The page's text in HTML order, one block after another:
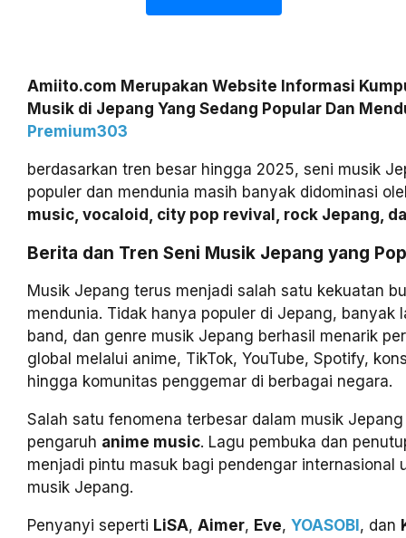
Amiito.com Merupakan Website Informasi
Musik di Jepang Yang Sedang Popular Dan
Premium303
berdasarkan tren besar hingga 2025, seni musik
populer dan mendunia masih banyak didominasi
music, vocaloid, city pop revival, rock Jepang,
Berita dan Tren Seni Musik Jepang yang
Musik Jepang terus menjadi salah satu kekuatan
mendunia. Tidak hanya populer di Jepang, banyak
band, dan genre musik Jepang berhasil menarik
global melalui anime, TikTok, YouTube, Spotify,
hingga komunitas penggemar di berbagai negara.
Salah satu fenomena terbesar dalam musik
pengaruh anime music. Lagu pembuka dan
menjadi pintu masuk bagi pendengar internasional
musik Jepang.
Penyanyi seperti LiSA, Aimer, Eve, YOASOBI , dan